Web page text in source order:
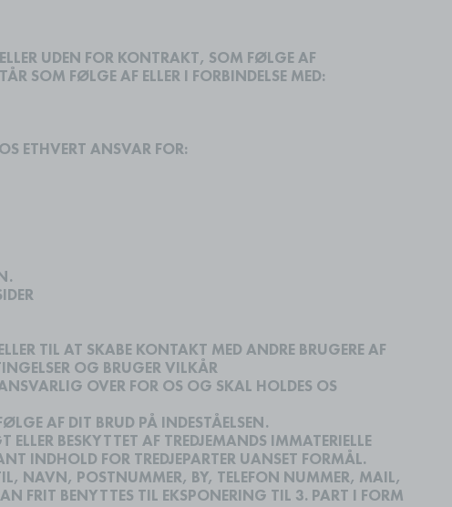
UDEN FOR KONTRAKT, SOM FØLGE AF
SOM FØLGE AF ELLER I FORBINDELSE MED:
ETHVERT ANSVAR FOR:
TIL AT SKABE KONTAKT MED ANDRE BRUGERE AF
OG BRUGER VILKÅR
OVER FOR OS OG SKAL HOLDES OS
AF DIT BRUD PÅ INDESTÅELSEN.
BESKYTTET AF TREDJEMANDS IMMATERIELLE
INDHOLD FOR TREDJEPARTER UANSET FORMÅL.
NAVN, POSTNUMMER, BY, TELEFON NUMMER, MAIL,
FRIT BENYTTES TIL EKSPONERING TIL 3. PART I FORM